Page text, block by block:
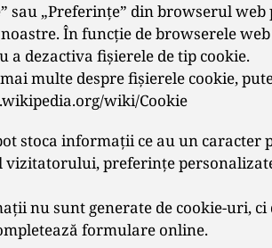
sau „Preferințe” din browserul
În funcție de browserele
a dezactiva fișierele de tip cookie.
multe despre fișierele cookie,
wiki/Cookie
stoca informaţii ce au un caracter
vizitatorului, preferinţe
nu sunt generate de cookie-uri,
formulare online.